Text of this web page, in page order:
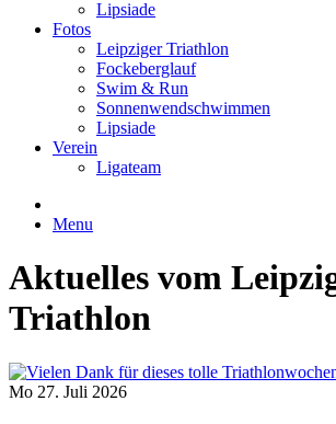
Lipsiade
Fotos
Leipziger Triathlon
Fockeberglauf
Swim & Run
Sonnenwendschwimmen
Lipsiade
Verein
Ligateam
Menu
Aktuelles vom
Triathlon
Mo 27. Juli 2026